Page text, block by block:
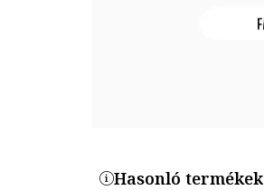
Hasonló termékek